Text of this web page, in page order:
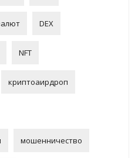
DEX
NFT
криптоаирдроп
мошенничество